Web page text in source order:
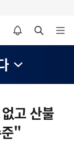
알림설정 바로가기 검색 바로가기 메뉴 열기
고 산불
"